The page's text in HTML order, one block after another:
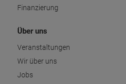
Finanzierung
Über uns
Veranstaltungen
Wir über uns
Jobs